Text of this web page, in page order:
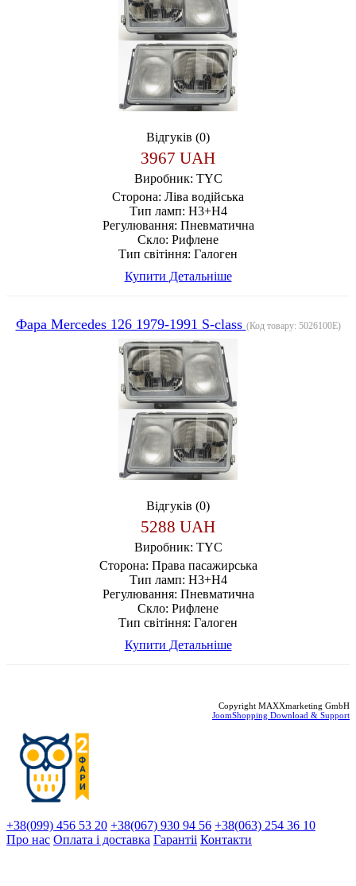
Відгуків (0)
3967 UAH
Виробник: TYC
Сторона: Ліва водійська
Тип ламп: H3+H4
Регулювання: Пневматична
Скло: Рифлене
Тип світіння: Галоген
Купити Детальніше
Фара Mercedes 126 1979-1991 S-class (Код товару: 5026100E)
Відгуків (0)
5288 UAH
Виробник: TYC
Сторона: Права пасажирська
Тип ламп: H3+H4
Регулювання: Пневматична
Скло: Рифлене
Тип світіння: Галоген
Купити Детальніше
Copyright MAXXmarketing GmbH
JoomShopping Download & Support
+38(099) 456 53 20 +38(067) 930 94 56 +38(063) 254 36 10
Про нас Оплата і доставка Гарантіi Контакти